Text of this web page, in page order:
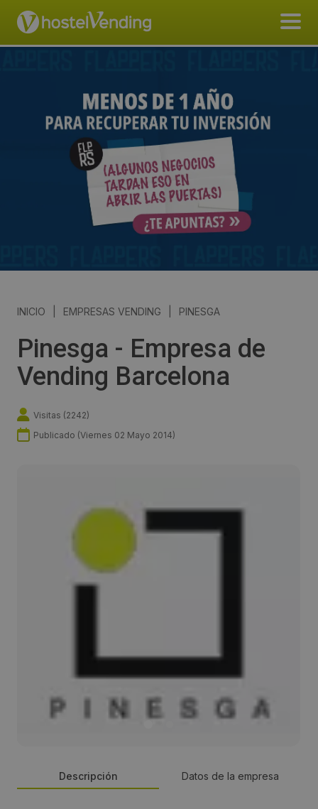
INICIO EMPRESAS VENDING PINESGA
Pinesga - Empresa de
Vending Barcelona
Visitas (2242)
Publicado (Viernes 02 Mayo 2014)
Descripción Datos de la empresa